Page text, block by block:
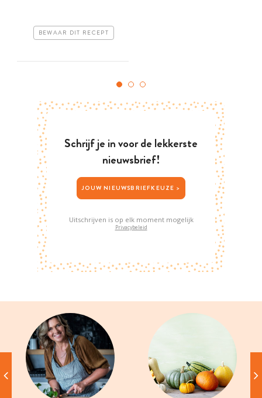
BEWAAR DIT RECEPT
Schrijf je in voor de lekkerste
nieuwsbrief!
JOUW NIEUWSBRIEFKEUZE >
Uitschrijven is op elk moment mogelijk
Privacybeleid